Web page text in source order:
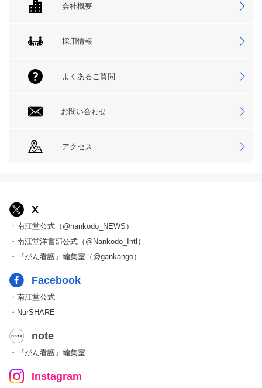
会社概要
採用情報
よくあるご質問
お問い合わせ
アクセス
X
・南江堂公式（@nankodo_NEWS）
・南江堂洋書部公式（@Nankodo_Intl）
・『がん看護』編集室（@gankango）
Facebook
・南江堂公式
・NurSHARE
note
・『がん看護』編集室
Instagram